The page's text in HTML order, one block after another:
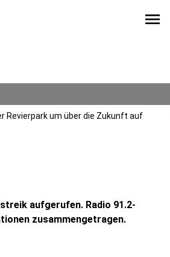
menu
Revierpark um über die Zukunft auf
aufgerufen. Radio 91.2-
zusammengetragen.